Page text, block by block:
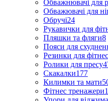
Обважнювачі для
Обважювачі для
Обручі24
Рукавички для
Пляшки та фляги8
Пояси для
Резинки для
Ролики для пресу
Скакалки177
Килимки та мати
Фітнес тренажери